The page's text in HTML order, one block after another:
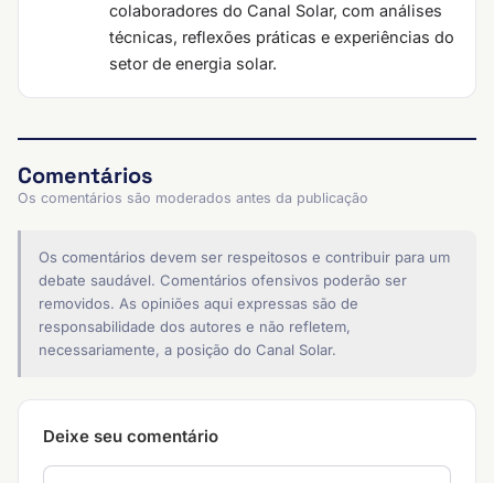
colaboradores do Canal Solar, com análises
técnicas, reflexões práticas e experiências do
setor de energia solar.
Comentários
Os comentários são moderados antes da publicação
Os comentários devem ser respeitosos e contribuir para um
debate saudável. Comentários ofensivos poderão ser
removidos. As opiniões aqui expressas são de
responsabilidade dos autores e não refletem,
necessariamente, a posição do Canal Solar.
Deixe seu comentário